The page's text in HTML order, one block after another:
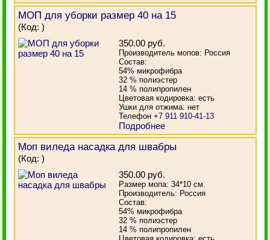
МОП для уборки размер 40 на 15
(Код:)
350.00 руб.
Производитель мопов: Россия
Состав:
54% микрофибра
32 % полиэстер
14 % полипропилен
Цветовая кодировка: есть
Ушки для отжима: нет
Телефон+7 911 910-41-13
Подробнее
Моп виледа насадка для швабры
(Код:)
350.00 руб.
Размер мопа: 34*10 см.
Производитель: Россия
Состав:
54% микрофибра
32 % полиэстер
14 % полипропилен